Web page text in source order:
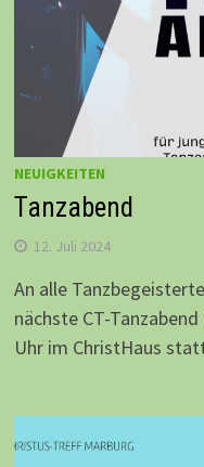
NEUIGKEITEN
Tanzabend
12. Juli 2024
An alle
nächste CT-
Uhr im ChristHaus